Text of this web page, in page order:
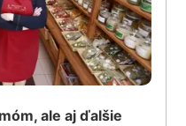
ale aj ďalšie